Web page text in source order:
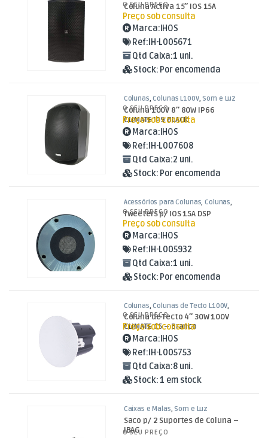
Coluna Activa 15″ IOS 15A
O SEU PREÇO
Preço sob consulta
Marca: IHOS
Ref: IH-L005671
Qtd Caixa:1 uni.
Stock: Por encomenda
Colunas,Colunas L100V, Som e Luz
Coluna 100V 8″ 80W IP66
CLIMATE IP9 BLACK
O SEU PREÇO
Preço sob consulta
Marca: IHOS
Ref: IH-L007608
Qtd Caixa:2 uni.
Stock: Por encomenda
Acessórios para Colunas,Colunas,
Som e Luz
Tweeters p/ IOS 15A DSP
O SEU PREÇO
Preço sob consulta
Marca: IHOS
Ref: IH-L005932
Qtd Caixa:1 uni.
Stock: Por encomenda
Colunas ,Colunas de Tecto L100V
Som e Luz
Coluna de Tecto 4″ 30W 100V
CLIMATE C5 – Branco
O SEU PREÇO
Preço sob consulta
Marca: IHOS
Ref: IH-L005753
Qtd Caixa:8 uni.
Stock: 1 em stock
Caixas e Malas, Som e Luz
Saco p/ 2 Suportes de Coluna –
IBAG
O SEU PREÇO